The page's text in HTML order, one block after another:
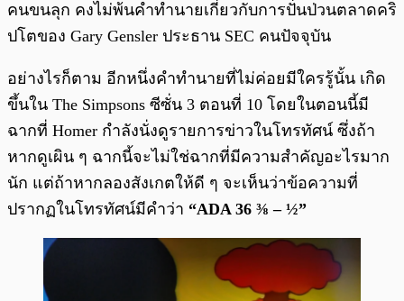
คนขนลุก คงไม่พ้นคำทำนายเกี่ยวกับการปั่นป่วนตลาดคริ
ปโตของ Gary Gensler ประธาน SEC คนปัจจุบัน
อย่างไรก็ตาม อีกหนึ่งคำทำนายที่ไม่ค่อยมีใครรู้นั้น เกิด
ขึ้นใน The Simpsons ซีซั่น 3 ตอนที่ 10 โดยในตอนนี้มี
ฉากที่ Homer กำลังนั่งดูรายการข่าวในโทรทัศน์ ซึ่งถ้า
หากดูเผิน ๆ ฉากนี้จะไม่ใช่ฉากที่มีความสำคัญอะไรมาก
นัก แต่ถ้าหากลองสังเกตให้ดี ๆ จะเห็นว่าข้อความที่
ปรากฏในโทรทัศน์มีคำว่า “ADA 36 ⅜ – ½”